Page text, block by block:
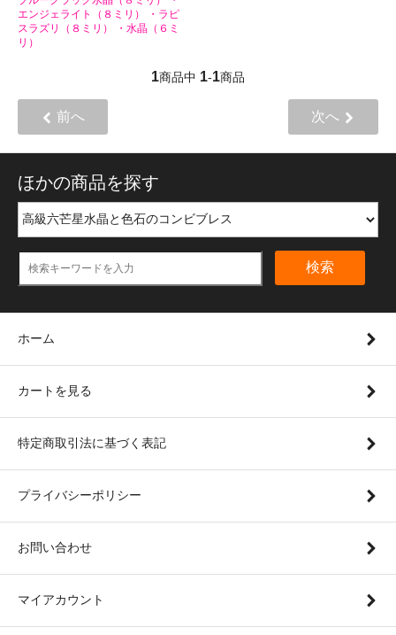
エンジェライト（８ミリ） ・ラピ
スラズリ（８ミリ） ・水晶（６ミ
リ）
1商品中 1-1商品
前へ 次へ
ほかの商品を探す
検索
ホーム
カートを見る
特定商取引法に基づく表記
プライバシーポリシー
お問い合わせ
マイアカウント